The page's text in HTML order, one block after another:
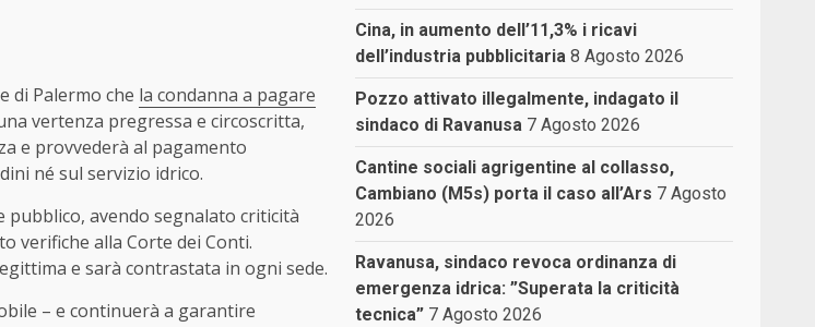
di Palermo che la condanna a pagare
vertenza pregressa e circoscritta,
e provvederà al pagamento
né sul servizio idrico.
pubblico, avendo segnalato criticità
verifiche alla Corte dei Conti.
e sarà contrastata in ogni sede.
– e continuerà a garantire
Cina, in aumento dell’11,3% i ricavi
dell’industria pubblicitaria 8 Agosto 2026
Pozzo attivato illegalmente, indagato il
sindaco di Ravanusa 7 Agosto 2026
Cantine sociali agrigentine al collasso,
Cambiano (M5s) porta il caso all’Ars 7 Agosto
2026
Ravanusa, sindaco revoca ordinanza di
emergenza idrica: ”Superata la criticità
tecnica” 7 Agosto 2026